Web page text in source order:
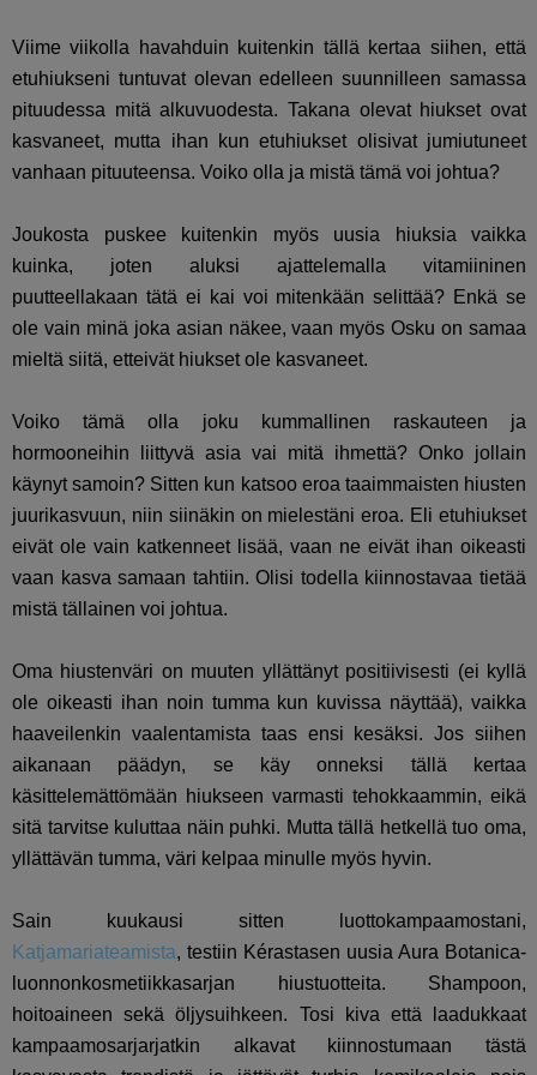
Viime viikolla havahduin kuitenkin tällä kertaa siihen, että
etuhiukseni tuntuvat olevan edelleen suunnilleen samassa
pituudessa mitä alkuvuodesta. Takana olevat hiukset ovat
kasvaneet, mutta ihan kun etuhiukset olisivat jumiutuneet
vanhaan pituuteensa. Voiko olla ja mistä tämä voi johtua?
Joukosta puskee kuitenkin myös uusia hiuksia vaikka
kuinka, joten aluksi ajattelemalla vitamiininen
puutteellakaan tätä ei kai voi mitenkään selittää? Enkä se
ole vain minä joka asian näkee, vaan myös Osku on samaa
mieltä siitä, etteivät hiukset ole kasvaneet.
Voiko tämä olla joku kummallinen raskauteen ja
hormooneihin liittyvä asia vai mitä ihmettä? Onko jollain
käynyt samoin? Sitten kun katsoo eroa taaimmaisten hiusten
juurikasvuun, niin siinäkin on mielestäni eroa. Eli etuhiukset
eivät ole vain katkenneet lisää, vaan ne eivät ihan oikeasti
vaan kasva samaan tahtiin. Olisi todella kiinnostavaa tietää
mistä tällainen voi johtua.
Oma hiustenväri on muuten yllättänyt positiivisesti (ei kyllä
ole oikeasti ihan noin tumma kun kuvissa näyttää), vaikka
haaveilenkin vaalentamista taas ensi kesäksi. Jos siihen
aikanaan päädyn, se käy onneksi tällä kertaa
käsittelemättömään hiukseen varmasti tehokkaammin, eikä
sitä tarvitse kuluttaa näin puhki. Mutta tällä hetkellä tuo oma,
yllättävän tumma, väri kelpaa minulle myös hyvin.
Sain kuukausi sitten luottokampaamostani,
Katjamariateamista, testiin Kérastasen uusia Aura Botanica-
luonnonkosmetiikkasarjan hiustuotteita. Shampoon,
hoitoaineen sekä öljysuihkeen. Tosi kiva että laadukkaat
kampaamosarjarjatkin alkavat kiinnostumaan tästä